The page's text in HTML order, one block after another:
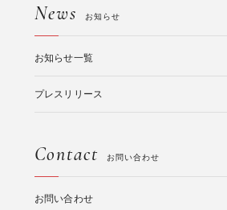
News お知らせ
お知らせ一覧
プレスリリース
Contact お問い合わせ
お問い合わせ